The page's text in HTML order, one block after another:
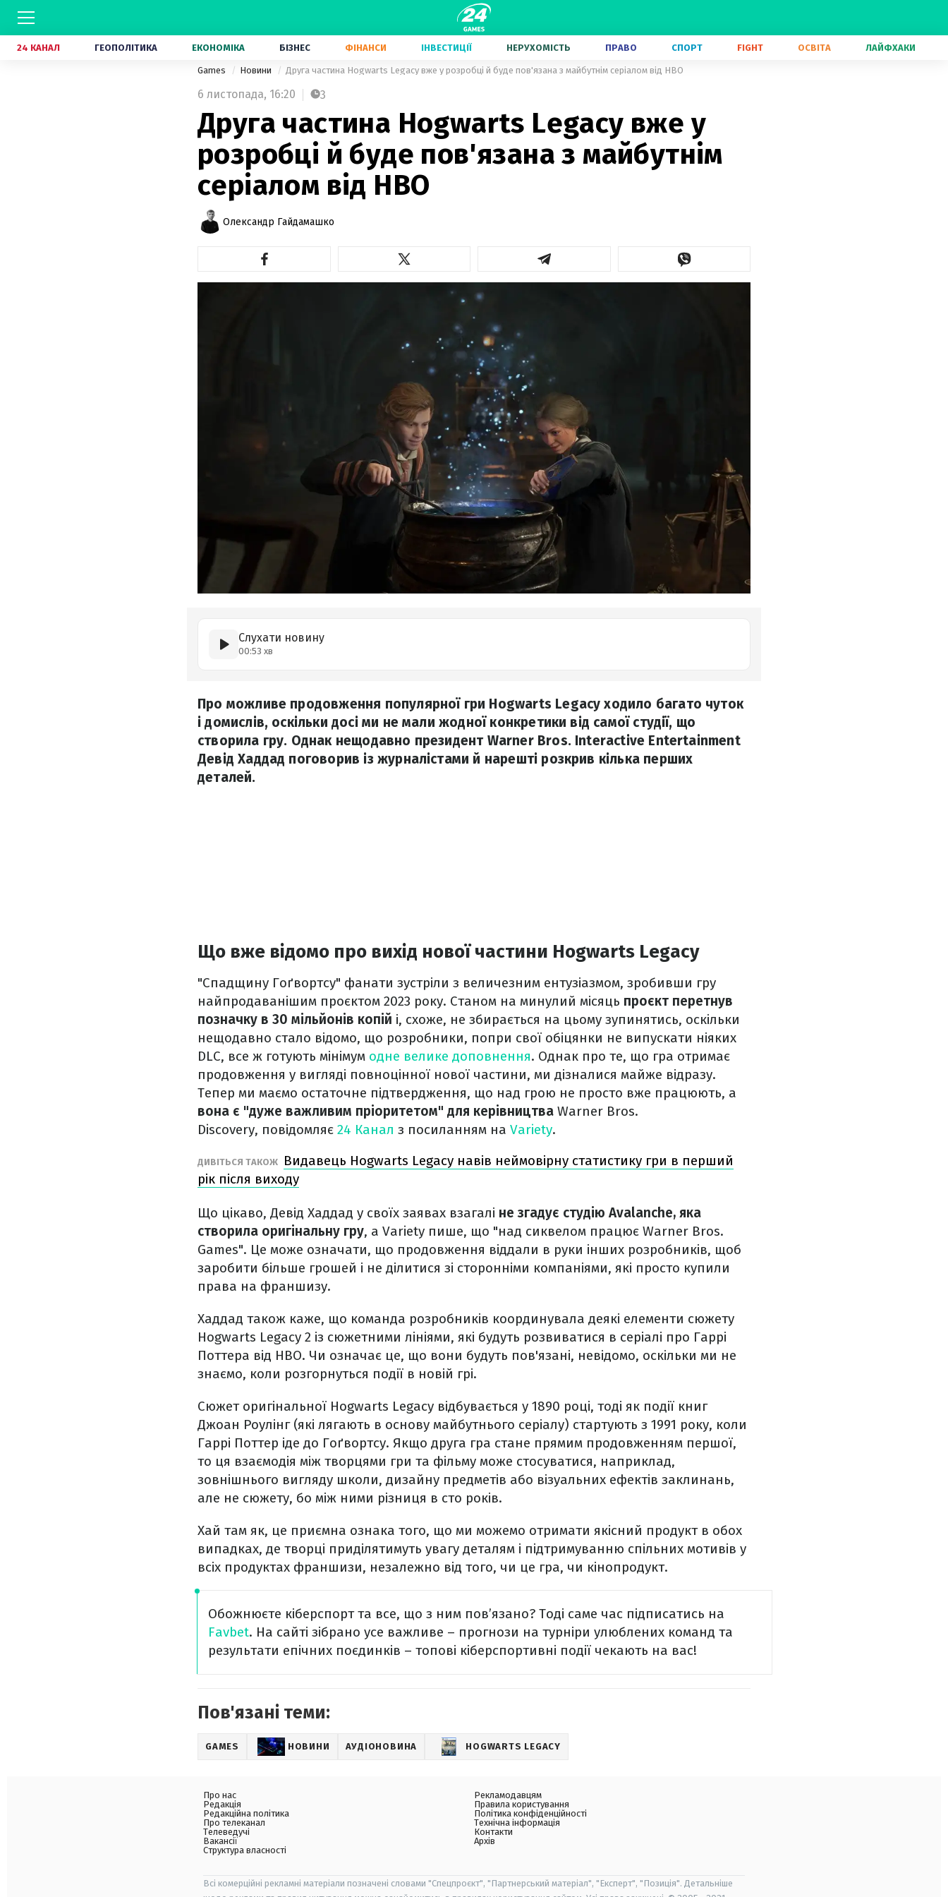
24 КАНАЛ ГЕОПОЛІТИКА ЕКОНОМІКА БІЗНЕС ФІНАНСИ ІНВЕСТИЦІЇ НЕРУХОМІСТЬ ПРАВО СПОРТ FIGHT ОСВІТА ЛАЙФХАКИ
Games Новини Друга частина Hogwarts Legacy вже у розробці й буде пов'язана з майбутнім серіалом від HBO
6 листопада, 16:20 3
Друга частина Hogwarts Legacy вже у
розробці й буде пов'язана з майбутнім
серіалом від HBO
Олександр Гайдамашко
Слухати новину
00:53 хв
Про можливе продовження популярної гри Hogwarts Legacy ходило багато чуток
і домислів, оскільки досі ми не мали жодної конкретики від самої студії, що
створила гру. Однак нещодавно президент Warner Bros. Interactive Entertainment
Девід Хаддад поговорив із журналістами й нарешті розкрив кілька перших
деталей.
Що вже відомо про вихід нової частини Hogwarts Legacy
"Спадщину Гоґвортсу" фанати зустріли з величезним ентузіазмом, зробивши гру
найпродаванішим проєктом 2023 року. Станом на минулий місяць проєкт перетнув
позначку в 30 мільйонів копій і, схоже, не збирається на цьому зупинятись, оскільки
нещодавно стало відомо, що розробники, попри свої обіцянки не випускати ніяких
DLC, все ж готують мінімум одне велике доповнення. Однак про те, що гра отримає
продовження у вигляді повноцінної нової частини, ми дізналися майже відразу.
Тепер ми маємо остаточне підтвердження, що над грою не просто вже працюють, а
вона є "дуже важливим пріоритетом" для керівництва Warner Bros.
Discovery, повідомляє 24 Канал з посиланням на Variety.
ДИВІТЬСЯ ТАКОЖ
Видавець Hogwarts Legacy навів неймовірну статистику гри в перший
рік після виходу
Що цікаво, Девід Хаддад у своїх заявах взагалі не згадує студію Avalanche, яка
створила оригінальну гру, а Variety пише, що "над сиквелом працює Warner Bros.
Games". Це може означати, що продовження віддали в руки інших розробників, щоб
заробити більше грошей і не ділитися зі сторонніми компаніями, які просто купили
права на франшизу.
Хаддад також каже, що команда розробників координувала деякі елементи сюжету
Hogwarts Legacy 2 із сюжетними лініями, які будуть розвиватися в серіалі про Гаррі
Поттера від HBO. Чи означає це, що вони будуть пов'язані, невідомо, оскільки ми не
знаємо, коли розгорнуться події в новій грі.
Сюжет оригінальної Hogwarts Legacy відбувається у 1890 році, тоді як події книг
Джоан Роулінг (які лягають в основу майбутнього серіалу) стартують з 1991 року, коли
Гаррі Поттер іде до Гоґвортсу. Якщо друга гра стане прямим продовженням першої,
то ця взаємодія між творцями гри та фільму може стосуватися, наприклад,
зовнішнього вигляду школи, дизайну предметів або візуальних ефектів заклинань,
але не сюжету, бо між ними різниця в сто років.
Хай там як, це приємна ознака того, що ми можемо отримати якісний продукт в обох
випадках, де творці приділятимуть увагу деталям і підтримуванню спільних мотивів у
всіх продуктах франшизи, незалежно від того, чи це гра, чи кінопродукт.
Обожнюєте кіберспорт та все, що з ним пов’язано? Тоді саме час підписатись на
Favbet. На сайті зібрано усе важливе – прогнози на турніри улюблених команд та
результати епічних поєдинків – топові кіберспортивні події чекають на вас!
Пов'язані теми:
GAMES НОВИНИ АУДІОНОВИНА HOGWARTS LEGACY
Про нас
Редакція
Редакційна політика
Про телеканал
Телеведучі
Вакансії
Структура власності
Рекламодавцям
Правила користування
Політика конфіденційності
Технічна інформація
Контакти
Архів
Всі комерційні рекламні матеріали позначені словами "Спецпроєкт", "Партнерський матеріал", "Експерт", "Позиція". Детальніше